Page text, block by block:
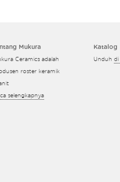
Mukura
Ceramics adalah
roster keramik
selengkapnya
Katalog
Unduhdi